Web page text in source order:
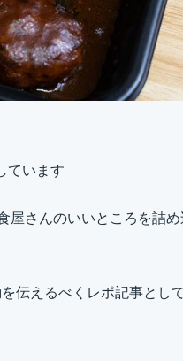
ています
屋さんのいいところを詰
伝えるべくレポ記事とし